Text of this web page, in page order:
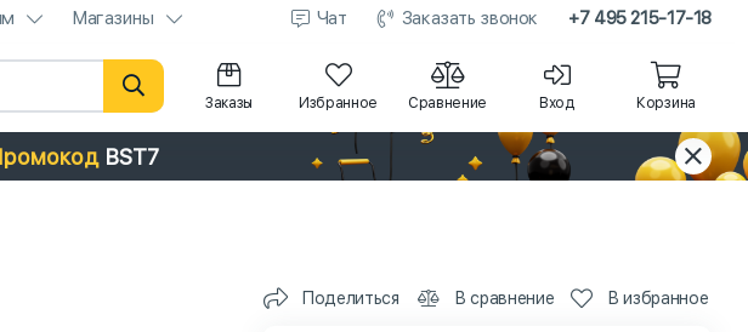
Магазины Чат Заказать звонок +7 495 215-17-18
Заказы Избранное Сравнение Вход Корзина
BST7
Поделиться В сравнение В избранное